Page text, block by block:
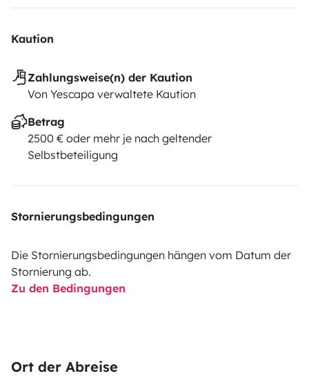
Kaution
Zahlungsweise(n) der Kaution
Von Yescapa verwaltete Kaution
Betrag
2500 € oder mehr je nach geltender
Selbstbeteiligung
Stornierungsbedingungen
Die Stornierungsbedingungen hängen vom Datum der
Stornierung ab.
Zu den Bedingungen
Ort der Abreise